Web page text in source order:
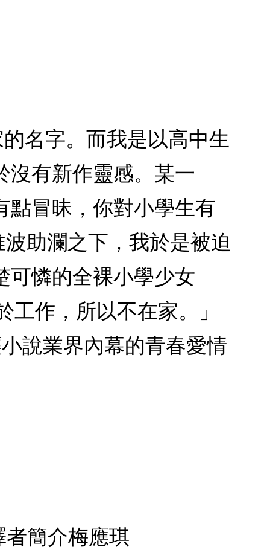
名字。而我是以高中生
沒有新作靈感。某一
點冒昧，你對小學生有
助瀾之下，我於是被迫
可憐的全裸小學少女
作，所以不在家。」
說業界內幕的青春愛情
簡介梅應琪